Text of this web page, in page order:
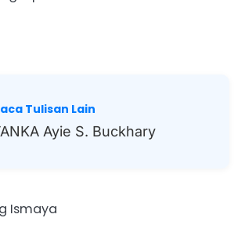
Tulisan Lain
Ayie S. Buckhary
Ismaya